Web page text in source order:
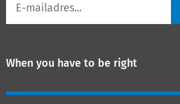
mailadres
When you have to be right